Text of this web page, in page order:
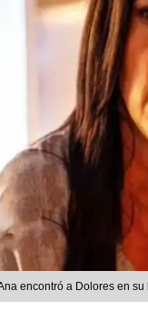
encontró a Dolores en